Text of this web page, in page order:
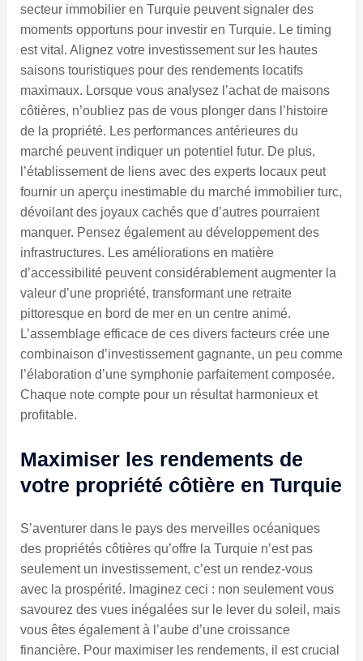
secteur immobilier en Turquie peuvent signaler des
moments opportuns pour investir en Turquie. Le timing
est vital. Alignez votre investissement sur les hautes
saisons touristiques pour des rendements locatifs
maximaux. Lorsque vous analysez l’achat de maisons
côtières, n’oubliez pas de vous plonger dans l’histoire
de la propriété. Les performances antérieures du
marché peuvent indiquer un potentiel futur. De plus,
l’établissement de liens avec des experts locaux peut
fournir un aperçu inestimable du marché immobilier turc,
dévoilant des joyaux cachés que d’autres pourraient
manquer. Pensez également au développement des
infrastructures. Les améliorations en matière
d’accessibilité peuvent considérablement augmenter la
valeur d’une propriété, transformant une retraite
pittoresque en bord de mer en un centre animé.
L’assemblage efficace de ces divers facteurs crée une
combinaison d’investissement gagnante, un peu comme
l’élaboration d’une symphonie parfaitement composée.
Chaque note compte pour un résultat harmonieux et
profitable.
Maximiser les rendements de
votre propriété côtière en Turquie
S’aventurer dans le pays des merveilles océaniques
des propriétés côtières qu’offre la Turquie n’est pas
seulement un investissement, c’est un rendez-vous
avec la prospérité. Imaginez ceci : non seulement vous
savourez des vues inégalées sur le lever du soleil, mais
vous êtes également à l’aube d’une croissance
financière. Pour maximiser les rendements, il est crucial